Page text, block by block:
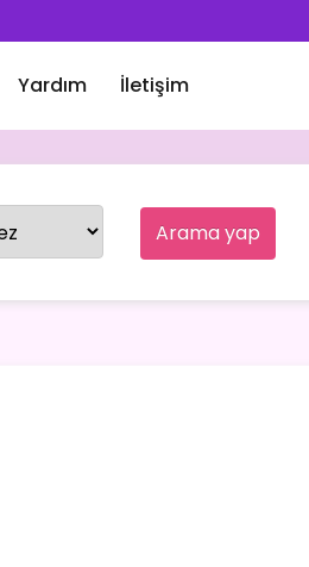
Yardım İletişim
Arama yap